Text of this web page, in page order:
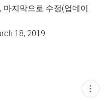
지막으로 수정(업데이
18, 2019
현
재